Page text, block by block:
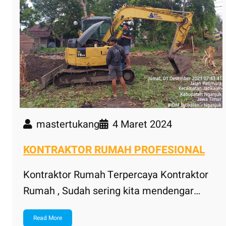
mastertukang 4 Maret 2024
KONTRAKTOR RUMAH PROFESIONAL
Kontraktor Rumah Terpercaya Kontraktor
Rumah , Sudah sering kita mendengar…
Read More